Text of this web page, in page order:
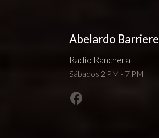
Abelardo Barriere
Radio Ranchera
Sábados 2 PM - 7 PM